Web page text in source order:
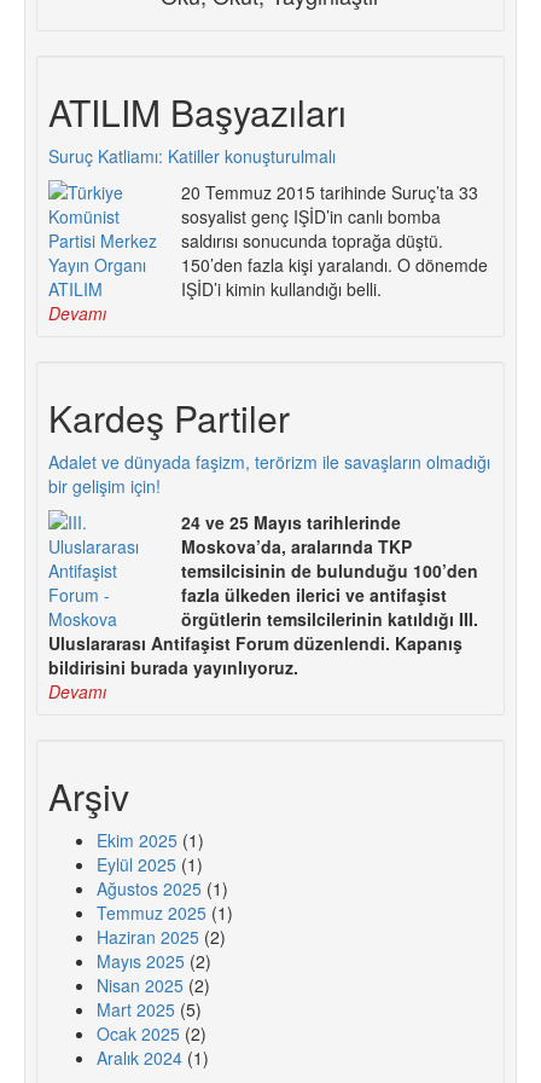
ATILIM Başyazıları
Suruç Katliamı: Katiller konuşturulmalı
20 Temmuz 2015 tarihinde Suruç’ta 33
sosyalist genç IŞİD’in canlı bomba
saldırısı sonucunda toprağa düştü.
150’den fazla kişi yaralandı. O dönemde
IŞİD’i kimin kullandığı belli.
Devamı
Kardeş Partiler
Adalet ve dünyada faşizm, terörizm ile savaşların olmadığı
bir gelişim için!
24 ve 25 Mayıs tarihlerinde
Moskova’da, aralarında TKP
temsilcisinin de bulunduğu 100’den
fazla ülkeden ilerici ve antifaşist
örgütlerin temsilcilerinin katıldığı III.
Uluslararası Antifaşist Forum düzenlendi. Kapanış
bildirisini burada yayınlıyoruz.
Devamı
Arşiv
Ekim 2025 (1)
Eylül 2025 (1)
Ağustos 2025 (1)
Temmuz 2025 (1)
Haziran 2025 (2)
Mayıs 2025 (2)
Nisan 2025 (2)
Mart 2025 (5)
Ocak 2025 (2)
Aralık 2024 (1)